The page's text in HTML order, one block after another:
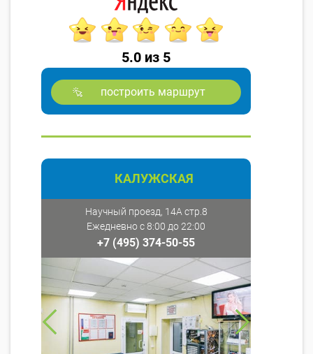
5.0 из 5
построить маршрут
КАЛУЖСКАЯ
Научный проезд, 14А стр.8
Ежедневно с 8:00 до 22:00
+7 (495) 374-50-55